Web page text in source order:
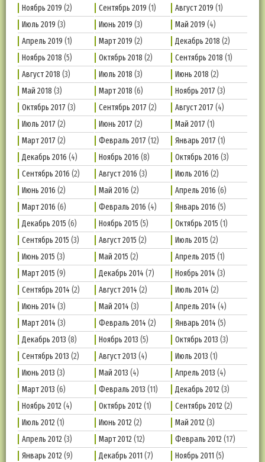
Ноябрь 2019 (2) Сентябрь 2019 (1) Август 2019 (1)
Июль 2019 (3) Июнь 2019 (3) Май 2019 (4)
Апрель 2019 (1) Март 2019 (2) Декабрь 2018 (2)
Ноябрь 2018 (5) Октябрь 2018 (2) Сентябрь 2018 (1)
Август 2018 (3) Июль 2018 (3) Июнь 2018 (2)
Май 2018 (3) Март 2018 (6) Ноябрь 2017 (3)
Октябрь 2017 (3) Сентябрь 2017 (2) Август 2017 (4)
Июль 2017 (2) Июнь 2017 (2) Май 2017 (1)
Март 2017 (2) Февраль 2017 (12) Январь 2017 (1)
Декабрь 2016 (4) Ноябрь 2016 (8) Октябрь 2016 (3)
Сентябрь 2016 (2) Август 2016 (3) Июль 2016 (2)
Июнь 2016 (2) Май 2016 (2) Апрель 2016 (6)
Март 2016 (6) Февраль 2016 (4) Январь 2016 (5)
Декабрь 2015 (6) Ноябрь 2015 (5) Октябрь 2015 (1)
Сентябрь 2015 (3) Август 2015 (2) Июль 2015 (2)
Июнь 2015 (3) Май 2015 (2) Апрель 2015 (1)
Март 2015 (9) Декабрь 2014 (7) Ноябрь 2014 (3)
Сентябрь 2014 (2) Август 2014 (2) Июль 2014 (2)
Июнь 2014 (3) Май 2014 (3) Апрель 2014 (4)
Март 2014 (3) Февраль 2014 (2) Январь 2014 (5)
Декабрь 2013 (8) Ноябрь 2013 (5) Октябрь 2013 (3)
Сентябрь 2013 (2) Август 2013 (4) Июль 2013 (1)
Июнь 2013 (3) Май 2013 (4) Апрель 2013 (4)
Март 2013 (6) Февраль 2013 (11) Декабрь 2012(3)
Ноябрь 2012(4) Октябрь 2012(1) Сентябрь 2012(2)
Июль 2012(1) Июнь 2012(2) Май 2012(3)
Апрель 2012(3) Март 2012(12) Февраль 2012(17)
Январь 2012(9) Декабрь 2011 (7) Ноябрь 2011 (5)